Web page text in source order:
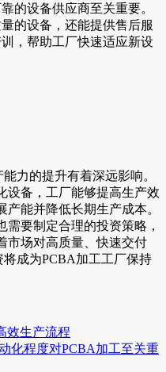
的设备供应商至关重要。
的设备，还能提供售后服
，帮助工厂快速适应新设
力的提升有着深远影响。
设备，工厂能够提高生产效
能并降低长期生产成本。
要制定合理的投资策略，
市场对高质量、快速交付
成为PCBA加工工厂保持
效生产流程
化程度对PCBA加工至关重